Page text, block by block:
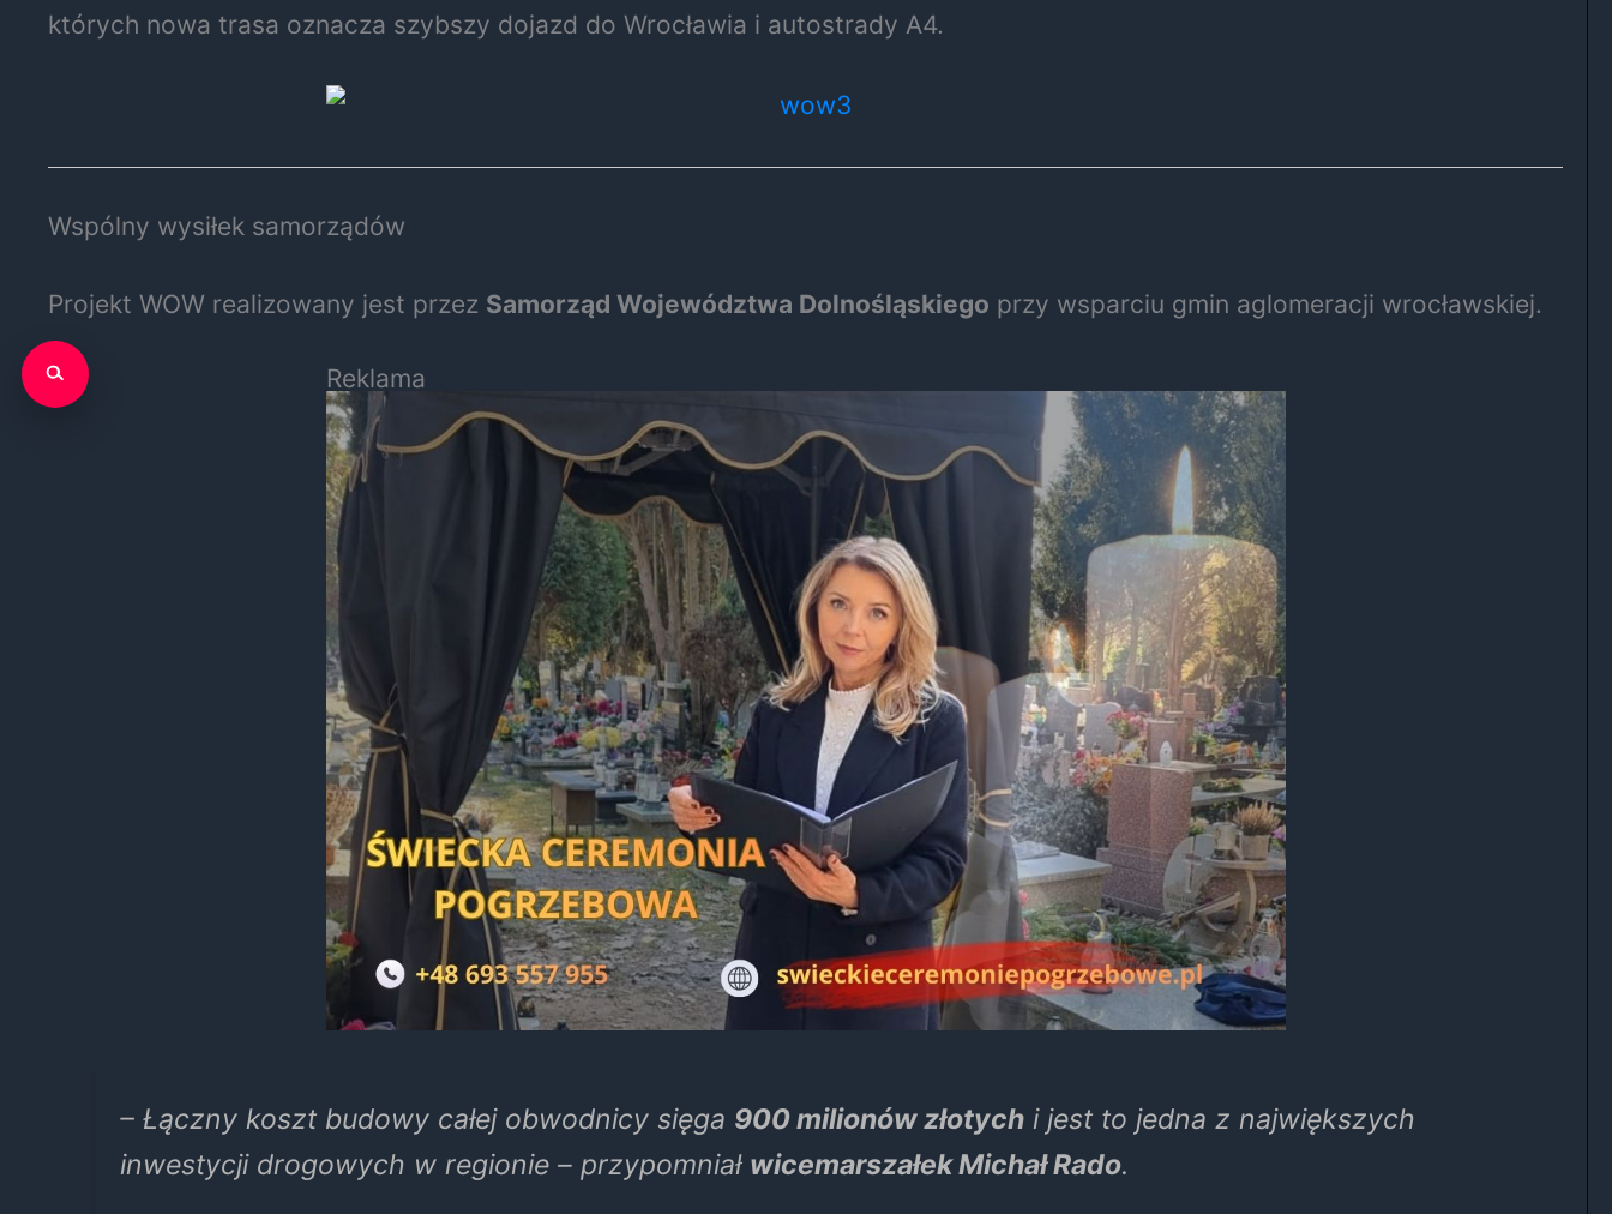
których nowa trasa oznacza szybszy dojazd do Wrocławia i autostrady A4.
Wspólny wysiłek samorządów
Projekt WOW realizowany jest przez Samorząd Województwa Dolnośląskiego przy wsparciu gmin aglomeracji wrocławskiej.
Reklama
– Łączny koszt budowy całej obwodnicy sięga 900 milionów złotychi jest to jedna z największych
inwestycji drogowych w regionie – przypomniał wicemarszałek Michał Rado.